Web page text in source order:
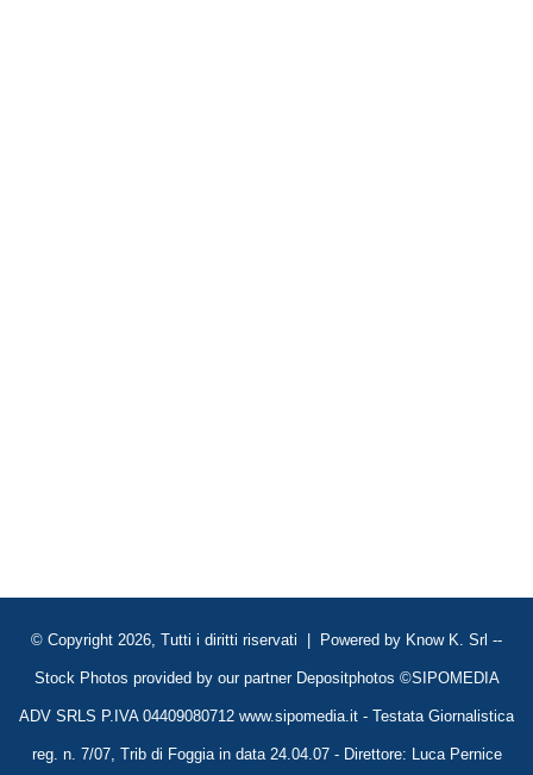
© Copyright 2026, Tutti i diritti riservati | Powered by Know K. Srl --
Stock Photos provided by our partner Depositphotos ©SIPOMEDIA
ADV SRLS P.IVA 04409080712 www.sipomedia.it - Testata Giornalistica
reg. n. 7/07, Trib di Foggia in data 24.04.07 - Direttore: Luca Pernice